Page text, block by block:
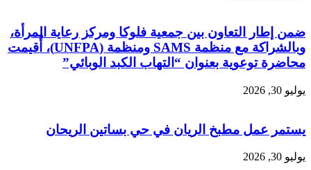
ضمن إطار التعاون بين جمعية فلوكا ومركز رعاية المرأة،
وبالشراكة مع منظمة SAMS ومنظمة (UNFPA)، أُقيمت
محاضرة توعوية بعنوان “التهاب الكبد الوبائي”
يوليو 30, 2026
يستمر عمل مطبخ الريان في حي بساتين الريحان
يوليو 30, 2026